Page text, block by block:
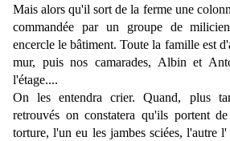
Mais alors qu'il sort de la ferme une
commandée par un groupe de
encercle le bâtiment. Toute la famille est
mur, puis nos camarades, Albin et
l'étage....
On les entendra crier. Quand, plus
retrouvés on constatera qu'ils portent
torture, l'un eu les jambes sciées, l'autre